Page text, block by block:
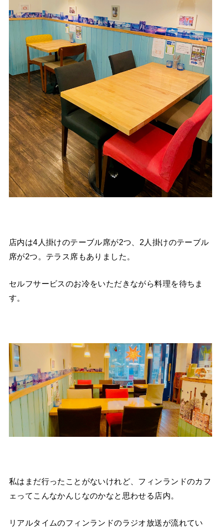
店内は4人掛けのテーブル席が2つ、2人掛けのテーブル
席が2つ。テラス席もありました。
セルフサービスのお冷をいただきながら料理を待ちま
す。
私はまだ行ったことがないけれど、フィンランドのカフ
ェってこんなかんじなのかなと思わせる店内。
リアルタイムのフィンランドのラジオ放送が流れてい